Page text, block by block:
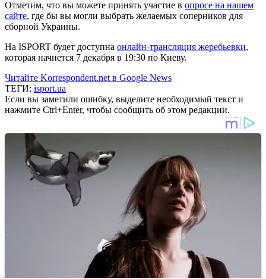
Отметим, что вы можете принять участие в опросе на нашем
сайте, где бы вы могли выбрать желаемых соперников для
сборной Украины.
На ISPORT будет доступна онлайн-трансляция жеребьевки,
которая начнется 7 декабря в 19:30 по Киеву.
Читайте Korrespondent.net в Google News
ТЕГИ: isport.ua
Если вы заметили ошибку, выделите необходимый текст и
нажмите Ctrl+Enter, чтобы сообщить об этом редакции.